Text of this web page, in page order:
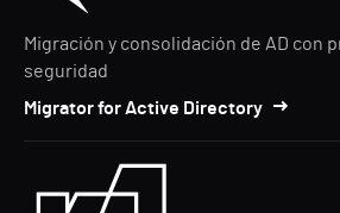
Migración y consolidación de AD con
seguridad
Migrator for Active Directory